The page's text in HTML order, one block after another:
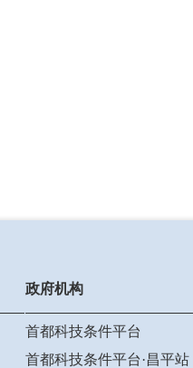
政府机构
首都科技条件平台
首都科技条件平台·昌平站